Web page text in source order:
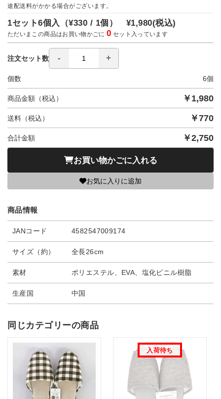
途配送料がかかる場合がございます。
1セット6個入（¥330 / 1個） ¥1,980(税込)
ただいまこの商品はお買い物かごに0 セット入っています
注文セット数
個数 6個
商品金額（税込） ￥ 1,980
送料（税込） ￥770
合計金額 ￥2,750
お買い物かごに入れる
お気に入りに追加
商品情報
JANコード 4582547009174
サイズ（約） 全長26cm
素材 ポリエステル、EVA、塩化ビニル樹脂
生産国 中国
同じカテゴリーの商品